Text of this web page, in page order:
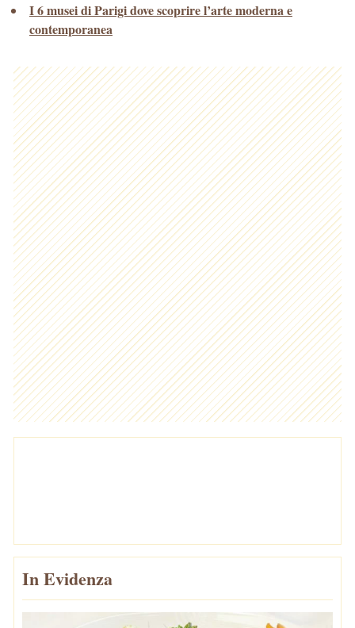
I 6 musei di Parigi dove scoprire l’arte moderna e
contemporanea
In Evidenza